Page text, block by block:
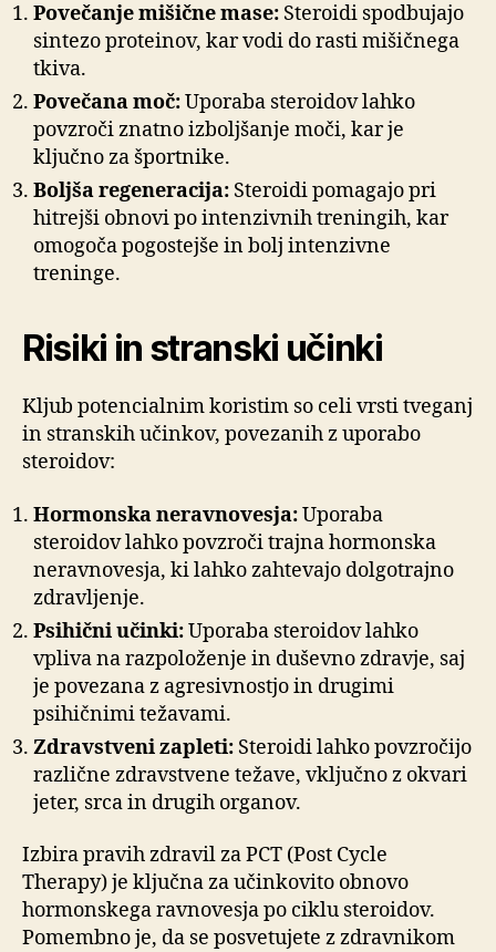
Povečanje mišične mase: Steroidi spodbujajo
sintezo proteinov, kar vodi do rasti mišičnega
tkiva.
Povečana moč:Uporaba steroidov lahko
povzroči znatno izboljšanje moči, kar je
ključno za športnike.
Boljša regeneracija: Steroidi pomagajo pri
hitrejši obnovi po intenzivnih treningih, kar
omogoča pogostejše in bolj intenzivne
treninge.
Risiki in stranski učinki
Kljub potencialnim koristim so celi vrsti tveganj
in stranskih učinkov, povezanih z uporabo
steroidov:
Hormonska neravnovesja:Uporaba
steroidov lahko povzroči trajna hormonska
neravnovesja, ki lahko zahtevajo dolgotrajno
zdravljenje.
Psihični učinki:Uporaba steroidov lahko
vpliva na razpoloženje in duševno zdravje, saj
je povezana z agresivnostjo in drugimi
psihičnimi težavami.
Zdravstveni zapleti: Steroidi lahko povzročijo
različne zdravstvene težave, vključno z okvari
jeter, srca in drugih organov.
Izbira pravih zdravil za PCT (Post Cycle
Therapy) je ključna za učinkovito obnovo
hormonskega ravnovesja po ciklu steroidov.
Pomembno je, da se posvetujete z zdravnikom